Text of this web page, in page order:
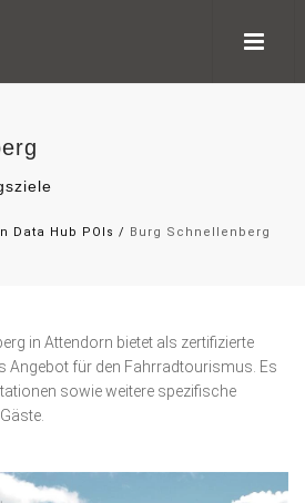
Data Hub POIs / Burg Schnellenberg
in Attendorn bietet als zertifizierte
Angebot für den Fahrradtourismus. Es
sowie weitere spezifische